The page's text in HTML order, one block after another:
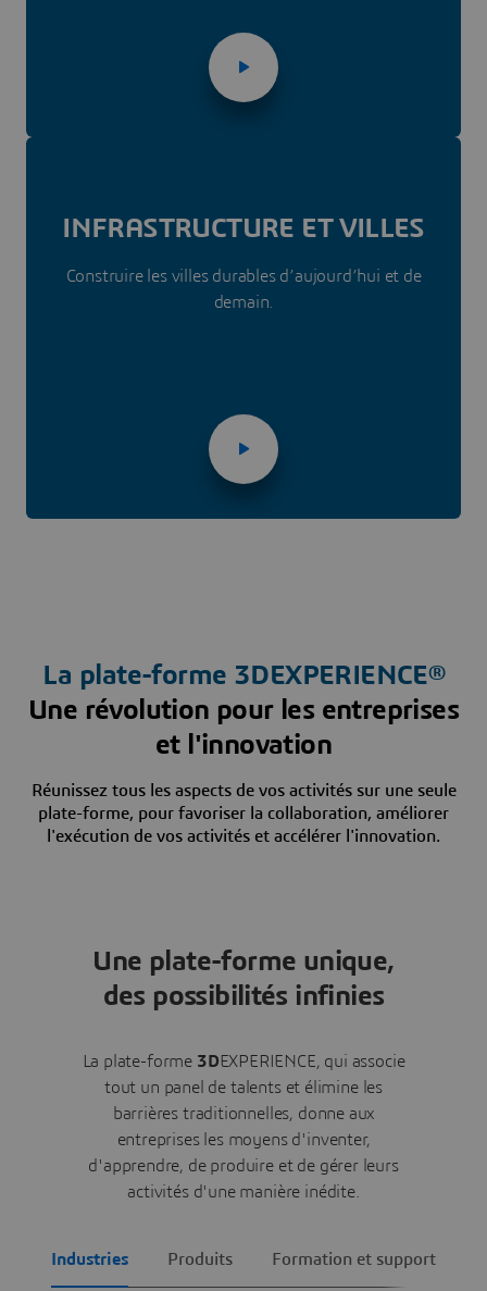
INFRASTRUC­TURE ET VILLES
Construire les villes durables d’aujourd’hui et de
demain.
La plate-forme 3DEXPERIENCE®
Une révolution pour les entreprises
et l'innovation
Réunissez tous les aspects de vos activités sur une seule
plate-forme, pour favoriser la collaboration, améliorer
l'exécution de vos activités et accélérer l'innovation.
Une plate-forme unique,
des possibilités infinies
La plate-forme 3DEXPERIENCE, qui associe
tout un panel de talents et élimine les
barrières traditionnelles, donne aux
entreprises les moyens d'inventer,
d'apprendre, de produire et de gérer leurs
activités d'une manière inédite.
Industries Produits Formation et support